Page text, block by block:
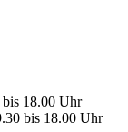
18.00 Uhr
bis 18.00 Uhr